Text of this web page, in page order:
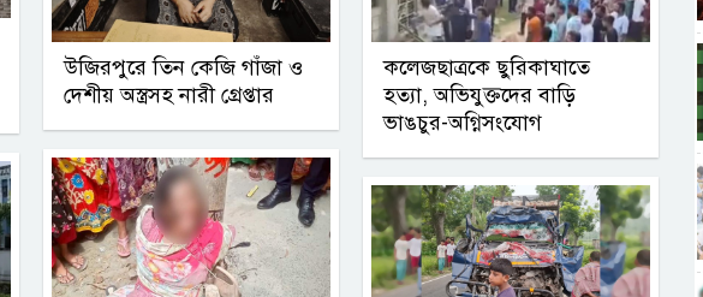
উজিরপুরে তিন কেজি গাঁজা ও
দেশীয় অস্ত্রসহ নারী গ্রেপ্তার
কলেজছাত্রকে ছুরিকাঘাতে
হত্যা, অভিযুক্তদের বাড়ি
ভাঙচুর-অগ্নিসংযোগ